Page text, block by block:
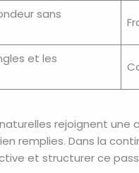
sans
et les
rejoignent une
remplies. Dans la
et structurer ce